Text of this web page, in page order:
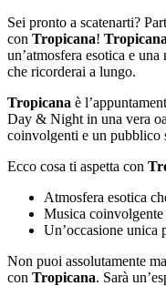
Sei pronto a scatenarti?
con Tropicana! Tropicana
un’atmosfera esotica e
che ricorderai a lungo.
Tropicana è
Day & Night in una vera
coinvolgenti e un pubblico
Ecco cosa ti aspetta con
Atmosfera esotica
Musica coinvolgente
Un’occasione unica
Non puoi assolutamente
con Tropicana. Sarà